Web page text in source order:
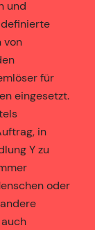
und
von
für
eingesetzt.
in
Y zu
oder